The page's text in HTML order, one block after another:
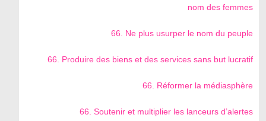
nom des femmes
66. Ne plus usurper le nom du peuple
66. Produire des biens et des services sans but lucratif
66. Réformer la médiasphère
66. Soutenir et multiplier les lanceurs d’alertes